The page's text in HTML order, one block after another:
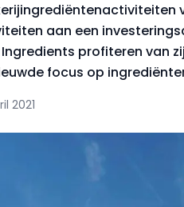
aan een
Ingredients profiteren van
focus op
2021